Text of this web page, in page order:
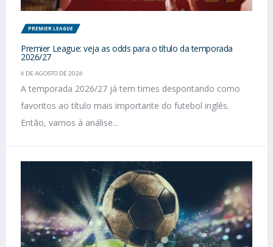
PREMIER LEAGUE
Premier League: veja as odds para o título da temporada
2026/27
6 DE AGOSTO DE 2026
A temporada 2026/27 já tem times despontando como
favoritos ao título mais importante do futebol inglês.
Então, vamos à análise...